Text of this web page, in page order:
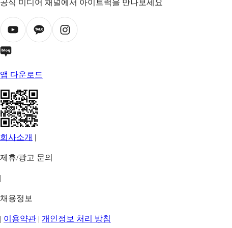
공식 미디어 채널에서 아이트럭을 만나보세요
앱 다운로드
회사소개 |
제휴/광고 문의
|
채용정보
| 이용약관 | 개인정보 처리 방침